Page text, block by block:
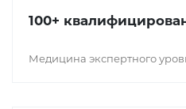
100+
Медицина экспертного